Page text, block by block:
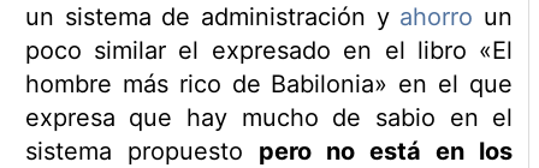
un sistema de administración y ahorro un
poco similar el expresado en el libro «El
hombre más rico de Babilonia» en el que
expresa que hay mucho de sabio en el
sistema propuesto pero no está en los